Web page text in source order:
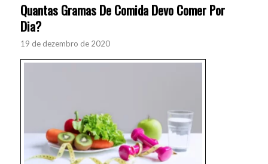
Quantas Gramas De Comida Devo Comer Por
Dia?
19 de dezembro de 2020